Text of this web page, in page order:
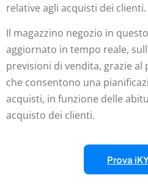
relative agli acquisti dei clienti.
Il magazzino negozio in
aggiornato in tempo reale,
previsioni di vendita, grazie
che consentono una
acquisti, in funzione delle
acquisto dei clienti.
Prova